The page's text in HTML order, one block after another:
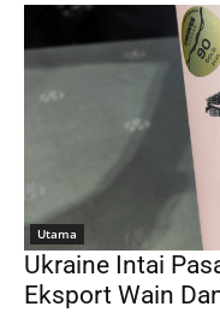
Utama
Ukraine Intai
Eksport Wain